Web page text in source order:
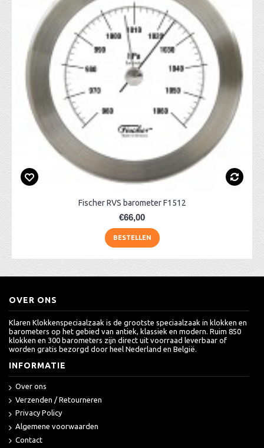
Fischer RVS barometer F1512
€66,00
BESTELLEN
OVER ONS
Klaren Klokkenspeciaalzaak is de grootste speciaalzaak in klokken en
barometers op het gebied van antiek, klassiek en modern. Ruim 850
klokken en 300 barometers zijn direct uit voorraad leverbaar of
worden gratis bezorgd door heel Nederland en België.
INFORMATIE
Over ons
Verzenden / Retourneren
Privacy Policy
Algemene voorwaarden
Contact